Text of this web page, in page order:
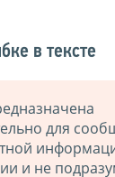
в тексте
для
и не